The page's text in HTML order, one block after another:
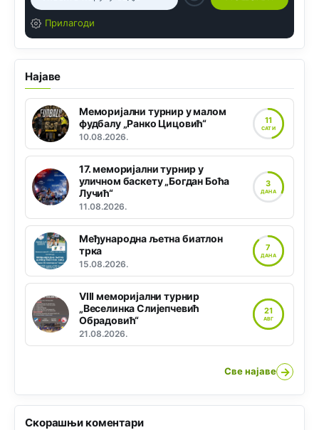
Прилагоди
Најаве
Меморијални турнир у малом
фудбалу „Ранко Цицовић“
10.08.2026.
11
САТИ
17. меморијални турнир у
уличном баскету „Богдан Боћа
Лучић“
11.08.2026.
3
ДАНА
Међународна љетна биатлон
трка
15.08.2026.
7
ДАНА
VIII меморијални турнир
„Веселинка Слијепчевић
Обрадовић“
21.08.2026.
21
АВГ
Све најаве →
Скорашњи коментари